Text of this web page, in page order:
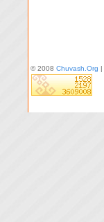
© 2008 Chuvash.Org |